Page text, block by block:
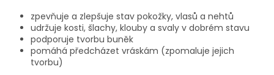
zpevňuje a zlepšuje stav pokožky, vlasů a nehtů
udržuje kosti, šlachy, klouby a svaly v dobrém stavu
podporuje tvorbu buněk
pomáhá předcházet vráskám (zpomaluje jejich
tvorbu)